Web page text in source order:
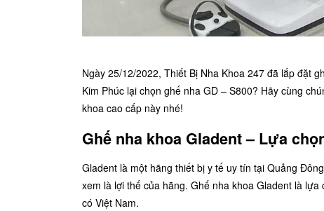
Ngày 25/12/2022, Thiết Bị Nha Khoa 247 đã lắp đặt
Kim Phúc lại chọn ghế nha GD – S800? Hãy cùng
khoa cao cấp này nhé!
Ghế nha khoa Gladent – Lựa
Gladent là một hãng thiết bị y tế uy tín tại Quảng
xem là lợi thế của hãng. Ghế nha khoa Gladent là lựa
có Việt Nam.